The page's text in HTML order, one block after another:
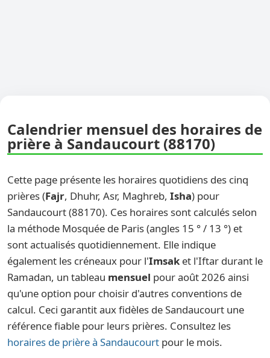
Calendrier mensuel des horaires de
prière à Sandaucourt (88170)
Cette page présente les horaires quotidiens des cinq
prières (Fajr, Dhuhr, Asr, Maghreb, Isha) pour
Sandaucourt (88170). Ces horaires sont calculés selon
la méthode Mosquée de Paris (angles 15 ° / 13 °) et
sont actualisés quotidiennement. Elle indique
également les créneaux pour l'Imsak et l'Iftar durant le
Ramadan, un tableau mensuel pour août 2026 ainsi
qu'une option pour choisir d'autres conventions de
calcul. Ceci garantit aux fidèles de Sandaucourt une
référence fiable pour leurs prières. Consultez les
horaires de prière à Sandaucourt pour le mois.